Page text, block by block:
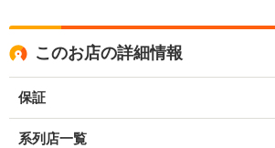
このお店の詳細情報
保証
系列店一覧